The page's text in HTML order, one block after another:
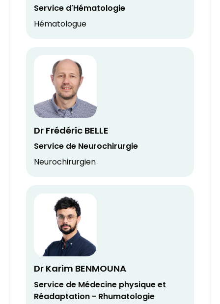
Service d'Hématologie
Hématologue
Dr Frédéric BELLE
Service de Neurochirurgie
Neurochirurgien
Dr Karim BENMOUNA
Service de Médecine physique et
Réadaptation - Rhumatologie